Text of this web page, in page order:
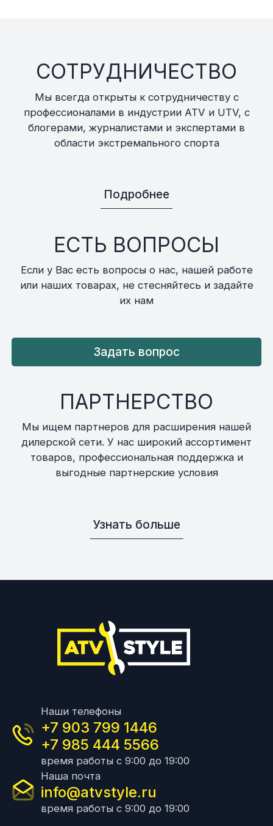
СОТРУДНИЧЕСТВО
Мы всегда открыты к сотрудничеству с
профессионалами в индустрии ATV и UTV, с
блогерами, журналистами и экспертами в
области экстремального спорта
Подробнее
ЕСТЬ ВОПРОСЫ
Если у Вас есть вопросы о нас, нашей работе
или наших товарах, не стесняйтесь и задайте
их нам
Задать вопрос
ПАРТНЕРСТВО
Мы ищем партнеров для расширения нашей
дилерской сети. У нас широкий ассортимент
товаров, профессиональная поддержка и
выгодные партнерские условия
Узнать больше
Наши телефоны
+7 903 799 1446
+7 985 444 5566
время работы с 9:00 до 19:00
Наша почта
info@atvstyle.ru
время работы с 9:00 до 19:00